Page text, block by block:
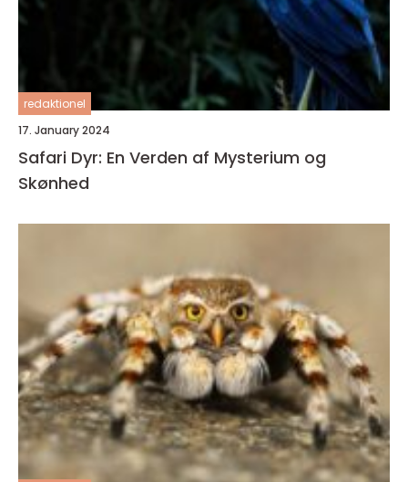
redaktionel
17. January 2024
Safari Dyr: En Verden af Mysterium og
Skønhed